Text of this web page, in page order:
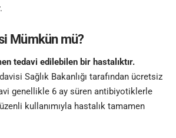
Mümkün mü?
tedavi edilebilen bir hastalıktır.
Sağlık Bakanlığı tarafından ücretsiz
genellikle 6 ay süren antibiyotiklerle
kullanımıyla hastalık tamamen